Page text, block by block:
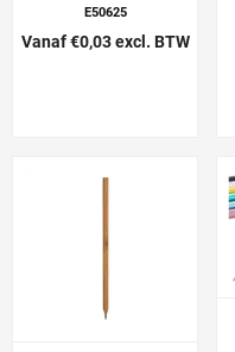
E50625
Vanaf €0,03 excl. BTW